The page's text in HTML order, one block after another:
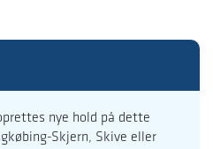
nye hold på dette
Skjern, Skive eller